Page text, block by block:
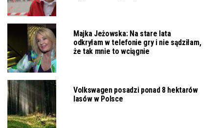
Majka Jeżowska: Na stare lata
odkryłam w telefonie gry i nie sądziłam,
że tak mnie to wciągnie
Volkswagen posadzi ponad 8 hektarów
lasów w Polsce